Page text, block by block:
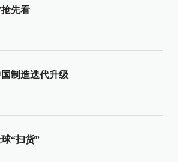
先看
制造迭代升级
“扫货”